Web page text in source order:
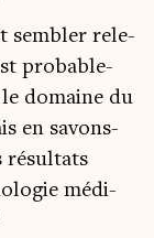
sem­bler rele­
pro­ba­ble­
domaine du
en savons-
résul­tats
médi­